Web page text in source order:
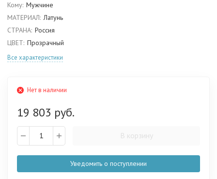
Кому: Мужчине
МАТЕРИАЛ: Латунь
СТРАНА: Россия
ЦВЕТ: Прозрачный
Все характеристики
Нет в наличии
19 803 руб.
В корзину
Уведомить о поступлении